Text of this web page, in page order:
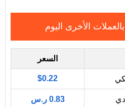
الأخرى اليوم
السعر
$0.22
0.83 ر.س